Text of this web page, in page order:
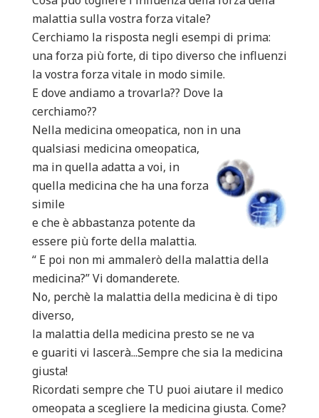
malattia sulla vostra forza vitale?
Cerchiamo la risposta negli esempi di prima:
una forza più forte, di tipo diverso che influenzi
la vostra forza vitale in modo simile.
E dove andiamo a trovarla?? Dove la
cerchiamo??
Nella medicina omeopatica, non in una
qualsiasi medicina omeopatica,
ma in quella adatta a voi, in
quella medicina che ha una forza
simile
e che è abbastanza potente da
essere più forte della malattia.
“ E poi non mi ammalerò della malattia della
medicina?” Vi domanderete.
No, perchè la malattia della medicina è di tipo
diverso,
la malattia della medicina presto se ne va
e guariti vi lascerà...Sempre che sia la medicina
giusta!
Ricordati sempre che TU puoi aiutare il medico
omeopata a scegliere la medicina giusta. Come?